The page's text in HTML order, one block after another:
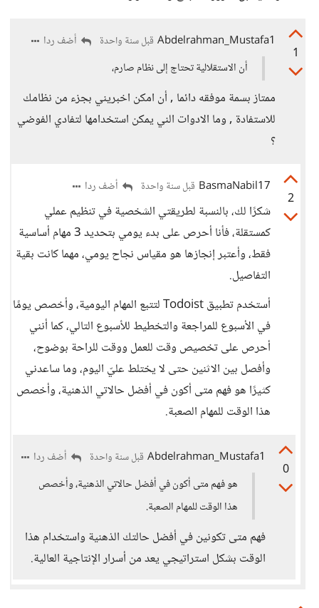
1
Abdelrahman_Mustafa1 قبل سنة واحدة
أضف ردا
أن الاستقلالية تحتاج إلى نظام صارم،
ممتاز بسمة موفقه دائما , أن امكن اخبريني بجزء من نظامك
للاستفادة , وما الادوات الني يمكن استخدامها لتفادي الفوضي
؟
2
BasmaNabil17 قبل سنة واحدة أضف ردا
شكرًا لك، بالنسبة لطريقتي الشخصية في تنظيم عملي
كمستقلة، فأنا أحرص على بدء يومي بتحديد 3 مهام أساسية
فقط، وأعتبر إنجازها هو مقياس نجاح يومي، مهما كانت بقية
التفاصيل.
أستخدم تطبيق Todoist لتتبع المهام اليومية، وأخصص يومًا
في الأسبوع للمراجعة والتخطيط للأسبوع التالي، كما أنني
أحرص على تخصيص وقت للعمل ووقت للراحة بوضوح،
وأفصل بين الاثنين حتى لا يختلط عليّ اليوم، وما ساعدني
كثيرًا هو فهم متى أكون في أفضل حالاتي الذهنية، وأخصص
هذا الوقت للمهام الصعبة.
0
Abdelrahman_Mustafa1 قبل سنة واحدة
أضف ردا
هو فهم متى أكون في أفضل حالاتي الذهنية، وأخصص
هذا الوقت للمهام الصعبة.
فهم متى تكونين في أفضل حالتك الذهنية واستخدام هذا
الوقت بشكل استراتيجي يعد من أسرار الإنتاجية العالية.